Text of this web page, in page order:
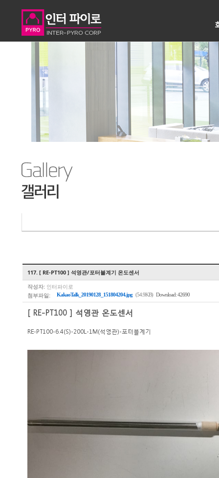
117. [ RE-PT100 ] 석영관/포터블계기 온도센서
작성자: 인터파이로
첨부파일:
KakaoTalk_20190128_151804204.jpg (54.9KB) Download: 42690
[ RE-PT100 ] 석영관 온도센서
RE-PT100-6.4(S)-200L-1M(석영관)-포터블계기